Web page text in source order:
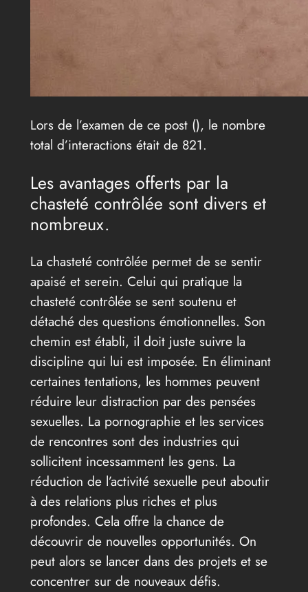
Lors de l’examen de ce post (), le nombre
total d’interactions était de 821.
Les avantages offerts par la
chasteté contrôlée sont divers et
nombreux.
La chasteté contrôlée permet de se sentir
apaisé et serein. Celui qui pratique la
chasteté contrôlée se sent soutenu et
détaché des questions émotionnelles. Son
chemin est établi, il doit juste suivre la
discipline qui lui est imposée. En éliminant
certaines tentations, les hommes peuvent
réduire leur distraction par des pensées
sexuelles. La pornographie et les services
de rencontres sont des industries qui
sollicitent incessamment les gens. La
réduction de l’activité sexuelle peut aboutir
à des relations plus riches et plus
profondes. Cela offre la chance de
découvrir de nouvelles opportunités. On
peut alors se lancer dans des projets et se
concentrer sur de nouveaux défis.